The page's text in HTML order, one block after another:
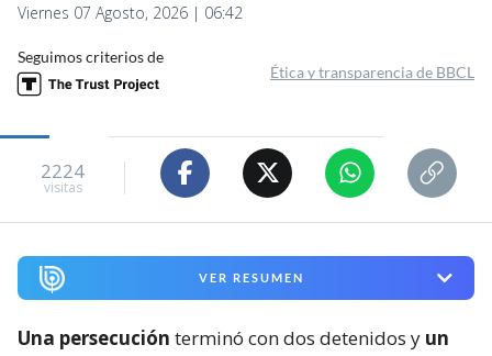
Viernes 07 Agosto, 2026 | 06:42
Seguimos criterios de
Ética y transparencia de BBCL
2224
visitas
VER RESUMEN
Una persecución terminó con dos detenidos y un